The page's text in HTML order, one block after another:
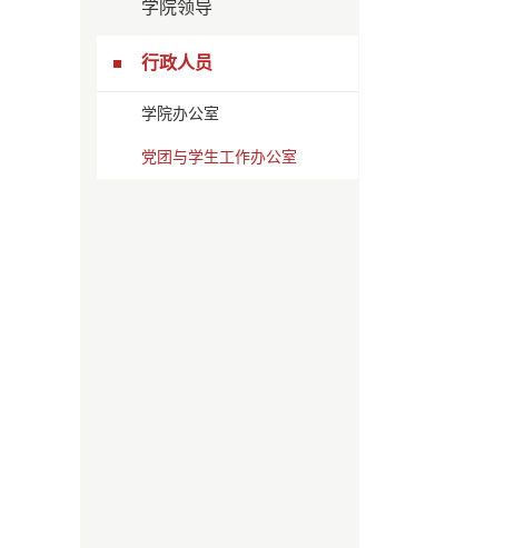
学院领导
行政人员
学院办公室
党团与学生工作办公室